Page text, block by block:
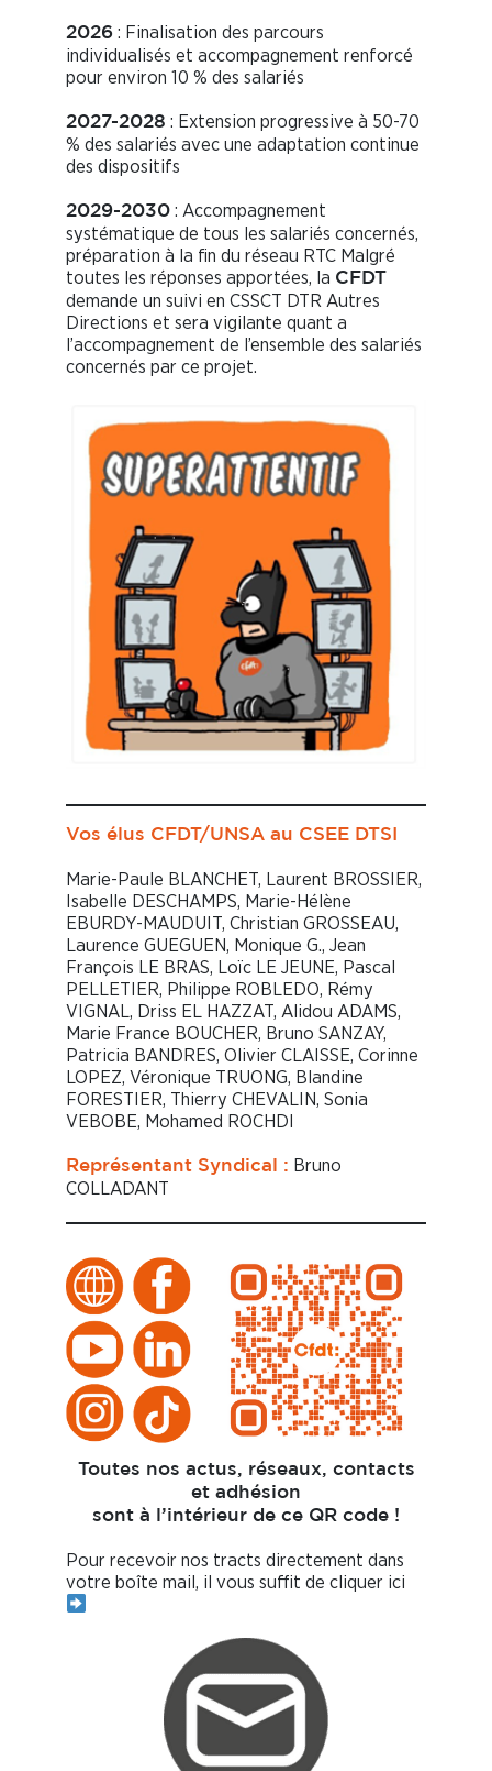
2026 : Finalisation des parcours
individualisés et accompagnement renforcé
pour environ 10 % des salariés
2027-2028 : Extension progressive à 50-70
% des salariés avec une adaptation continue
des dispositifs
2029-2030 : Accompagnement
systématique de tous les salariés concernés,
préparation à la fin du réseau RTC Malgré
toutes les réponses apportées, la CFDT
demande un suivi en CSSCT DTR Autres
Directions et sera vigilante quant a
l’accompagnement de l’ensemble des salariés
concernés par ce projet.
Vos élus CFDT/UNSA au CSEE DTSI
Marie-Paule BLANCHET, Laurent BROSSIER,
Isabelle DESCHAMPS, Marie-Hélène
EBURDY-MAUDUIT, Christian GROSSEAU,
Laurence GUEGUEN, Monique G., Jean
François LE BRAS, Loïc LE JEUNE, Pascal
PELLETIER, Philippe ROBLEDO, Rémy
VIGNAL, Driss EL HAZZAT, Alidou ADAMS,
Marie France BOUCHER, Bruno SANZAY,
Patricia BANDRES, Olivier CLAISSE, Corinne
LOPEZ, Véronique TRUONG, Blandine
FORESTIER, Thierry CHEVALIN, Sonia
VEBOBE, Mohamed ROCHDI
Représentant Syndical : Bruno
COLLADANT
Toutes nos actus, réseaux, contacts
et adhésion
sont à l’intérieur de ce QR code !
Pour recevoir nos tracts directement dans
votre boîte mail, il vous suffit de cliquer ici